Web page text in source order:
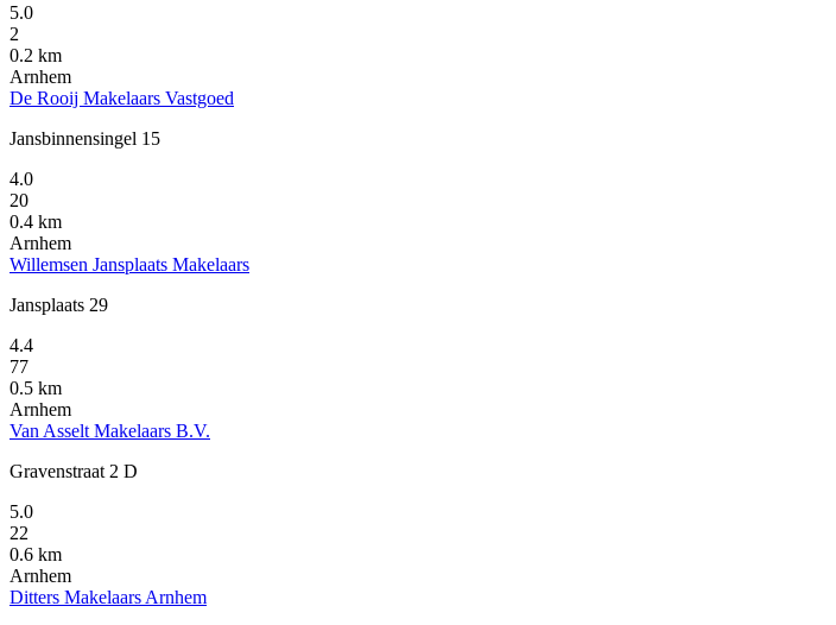
5.0
2
0.2 km
Arnhem
De Rooij Makelaars Vastgoed
Jansbinnensingel 15
4.0
20
0.4 km
Arnhem
Willemsen Jansplaats Makelaars
Jansplaats 29
4.4
77
0.5 km
Arnhem
Van Asselt Makelaars B.V.
Gravenstraat 2 D
5.0
22
0.6 km
Arnhem
Ditters Makelaars Arnhem